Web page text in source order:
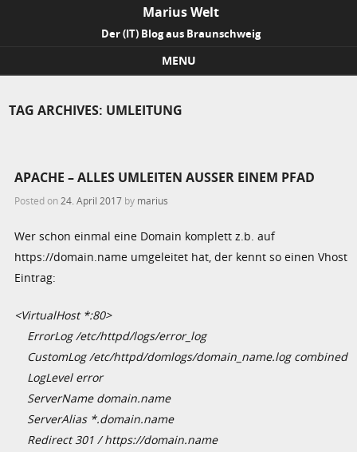
Marius Welt
Der (IT) Blog aus Braunschweig
MENU
TAG ARCHIVES: UMLEITUNG
APACHE – ALLES UMLEITEN AUSSER EINEM PFAD
Posted on 24. April 2017 by marius
Wer schon einmal eine Domain komplett z.b. auf
https://domain.name umgeleitet hat, der kennt so einen Vhost
Eintrag:
<VirtualHost *:80>
ErrorLog /etc/httpd/logs/error_log
CustomLog /etc/httpd/domlogs/domain_name.log combined
LogLevel error
ServerName domain.name
ServerAlias *.domain.name
Redirect 301 / https://domain.name